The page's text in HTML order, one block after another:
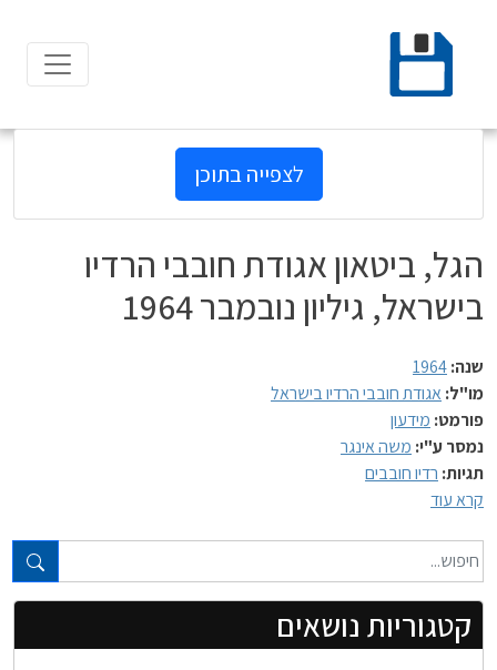
content
טקסט חופשי...
קטגוריות נושאים
לצפייה בתוכן
הגל, ביטאון אגודת חובבי הרדיו
בישראל, גיליון נובמבר 1964
שנה:1964
מו"ל: אגודת חובבי הרדיו בישראל
פורמט: מידעון
נמסר ע"י: משה אינגר
תגיות: רדיו חובבים
קרא עוד